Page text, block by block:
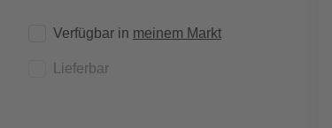
Verfügbar in meinem Markt
Lieferbar